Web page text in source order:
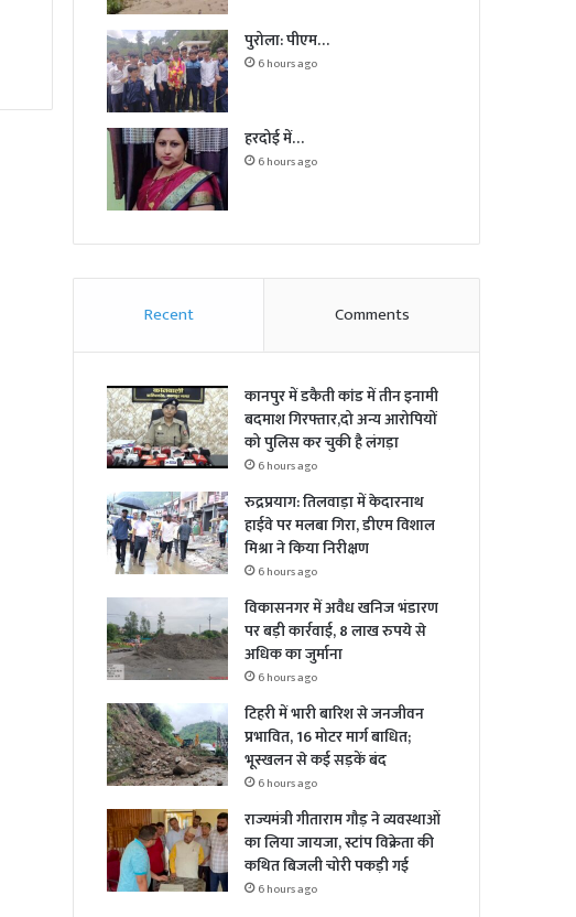
पुरोला: पीएम…
6 hours ago
हरदोई में…
6 hours ago
Recent Comments
कानपुर में डकैती कांड में तीन इनामी
बदमाश गिरफ्तार,दो अन्य आरोपियों
को पुलिस कर चुकी है लंगड़ा
6 hours ago
रुद्रप्रयाग: तिलवाड़ा में केदारनाथ
हाईवे पर मलबा गिरा, डीएम विशाल
मिश्रा ने किया निरीक्षण
6 hours ago
विकासनगर में अवैध खनिज भंडारण
पर बड़ी कार्रवाई, 8 लाख रुपये से
अधिक का जुर्माना
6 hours ago
टिहरी में भारी बारिश से जनजीवन
प्रभावित, 16 मोटर मार्ग बाधित;
भूस्खलन से कई सड़कें बंद
6 hours ago
राज्यमंत्री गीताराम गौड़ ने व्यवस्थाओं
का लिया जायजा, स्टांप विक्रेता की
कथित बिजली चोरी पकड़ी गई
6 hours ago